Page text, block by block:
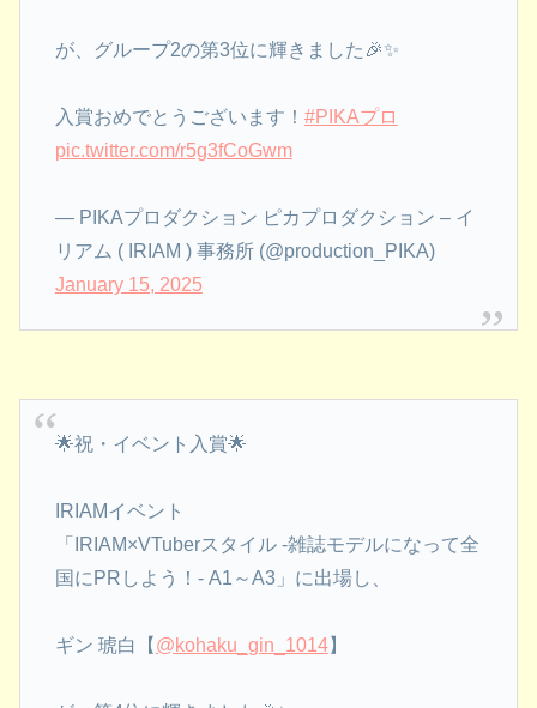
が、グループ2の第3位に輝きました🎉✨
入賞おめでとうございます！ #PIKAプロ
pic.twitter.com/r5g3fCoGwm
— PIKAプロダクション ピカプロダクション – イ
リアム ( IRIAM ) 事務所 (@production_PIKA)
January 15, 2025
🌟祝・イベント入賞🌟
IRIAMイベント
「IRIAM×VTuberスタイル -雑誌モデルになって全
国にPRしよう！- A1～A3」に出場し、
ギン 琥白【 @kohaku_gin_1014】